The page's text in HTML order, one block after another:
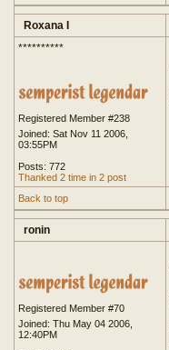
Roxana I
**********
Registered Member #238
Joined: Sat Nov 11 2006,
03:55PM
Posts: 772
Thanked 2 time in 2 post
Back to top
ronin
Registered Member #70
Joined: Thu May 04 2006,
12:40PM